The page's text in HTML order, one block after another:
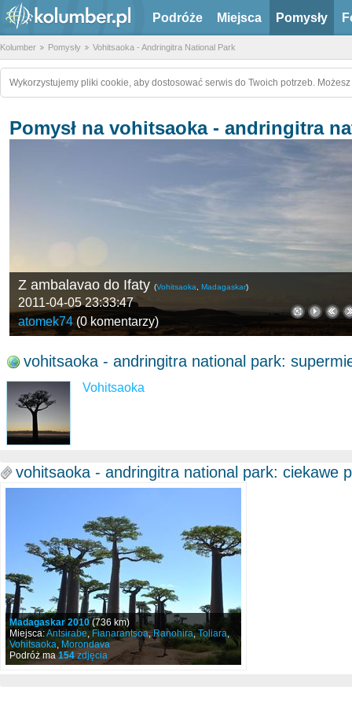
Podróże Miejsca Pomysły
Kolumber Pomysły Vohitsaoka - Andringitra National Park
Wykorzystujemy pliki cookie, aby dostosować serwis do Twoich potrzeb.
Pomysł na vohitsaoka - andringitra
Z ambalavao do Ifaty (Vohitsaoka Madagaskar)
2011-04-05 23:33:47
atomek74 (0 komentarzy)
vohitsaoka - andringitra national park:
Vohitsaoka
vohitsaoka - andringitra national park: ciekawe
Madagaskar 2010(736 km)
Miejsca:Antsirabe,Fianarantsoa,Ranohira,Toliara,
Vohitsaoka, Morondava
Podróż ma154 zdjęcia